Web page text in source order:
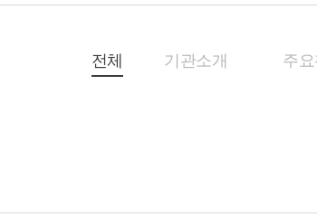
전체 기관소개 주